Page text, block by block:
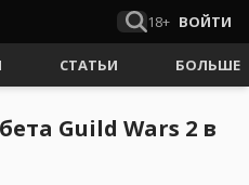
18+ ВОЙТИ
СТАТЬИ БОЛЬШЕ
Guild Wars 2 в